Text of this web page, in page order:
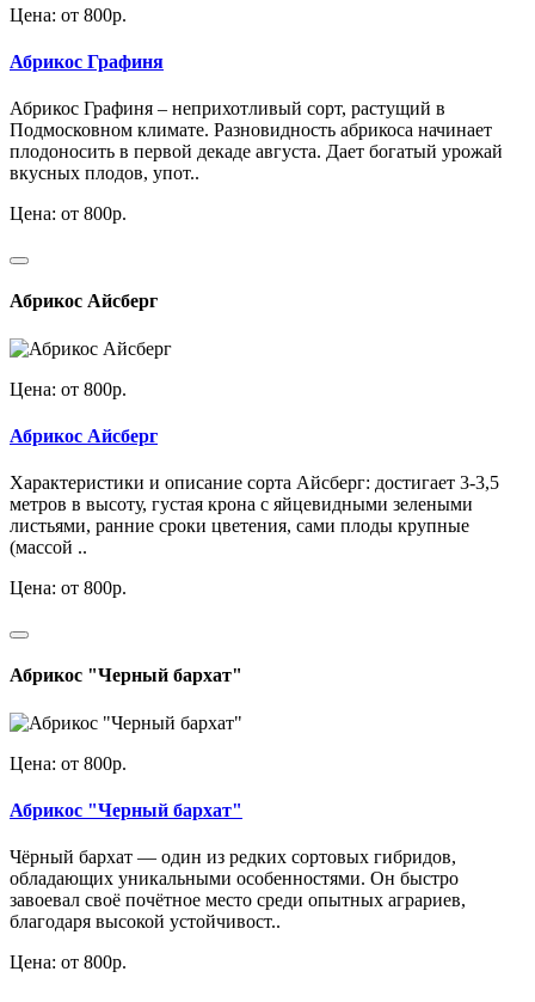
Цена: от 800р.
Абрикос Графиня
Абрикос Графиня – неприхотливый сорт, растущий в
Подмосковном климате. Разновидность абрикоса начинает
плодоносить в первой декаде августа. Дает богатый урожай
вкусных плодов, упот..
Цена: от 800р.
Абрикос Айсберг
Цена: от 800р.
Абрикос Айсберг
Характеристики и описание сорта Айсберг: достигает 3-3,5
метров в высоту, густая крона с яйцевидными зелеными
листьями, ранние сроки цветения, сами плоды крупные
(массой ..
Цена: от 800р.
Абрикос "Черный бархат"
Цена: от 800р.
Абрикос "Черный бархат"
Чёрный бархат — один из редких сортовых гибридов,
обладающих уникальными особенностями. Он быстро
завоевал своё почётное место среди опытных аграриев,
благодаря высокой устойчивост..
Цена: от 800р.